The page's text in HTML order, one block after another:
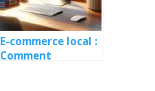
E-commerce local :
Comment